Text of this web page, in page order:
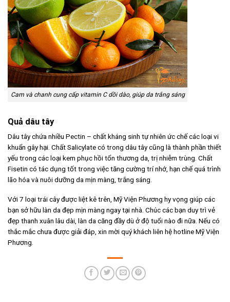
Cam và chanh cung cấp vitamin C dồi dào, giúp da trắng sáng
Quả dâu tây
Dâu tây chứa nhiều Pectin – chất kháng sinh tự nhiên ức chế các loại vi
khuẩn gây hại. Chất Salicylate có trong dâu tây cũng là thành phần thiết
yếu trong các loại kem phục hồi tổn thương da, trị nhiễm trùng. Chất
Fisetin có tác dụng tốt trong việc tăng cường trí nhớ, hạn chế quá trình
lão hóa và nuôi dưỡng da mịn màng, trắng sáng.
Với 7 loại trái cây được liệt kê trên, Mỹ Viện Phương hy vọng giúp các
bạn sở hữu làn da đẹp mịn màng ngay tại nhà. Chúc các bạn duy trì vẻ
đẹp thanh xuân lâu dài, làn da căng đầy dù ở độ tuổi nào đi nữa. Nếu có
thắc mắc chưa được giải đáp, xin mời quý khách liên hệ hotline Mỹ Viện
Phương.